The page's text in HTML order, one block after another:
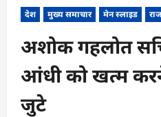
देश मुख्य समाचार मेन स्लाइड
अशोक गहलोत
आंधी को खत्म
जुटे